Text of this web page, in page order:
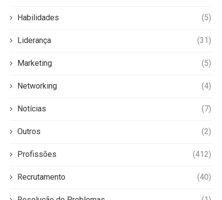
Habilidades (5)
Liderança (31)
Marketing (5)
Networking (4)
Notícias (7)
Outros (2)
Profissões (412)
Recrutamento (40)